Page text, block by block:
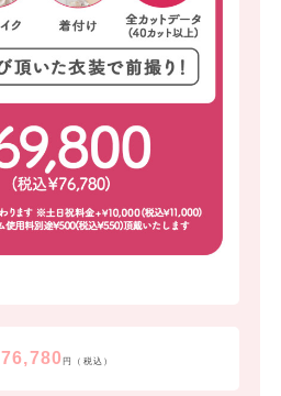
76,780円（税込）